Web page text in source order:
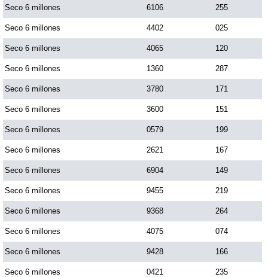
Seco 6 millones 6106 255
Seco 6 millones 4402 025
Seco 6 millones 4065 120
Seco 6 millones 1360 287
Seco 6 millones 3780 171
Seco 6 millones 3600 151
Seco 6 millones 0579 199
Seco 6 millones 2621 167
Seco 6 millones 6904 149
Seco 6 millones 9455 219
Seco 6 millones 9368 264
Seco 6 millones 4075 074
Seco 6 millones 9428 166
Seco 6 millones 0421 235